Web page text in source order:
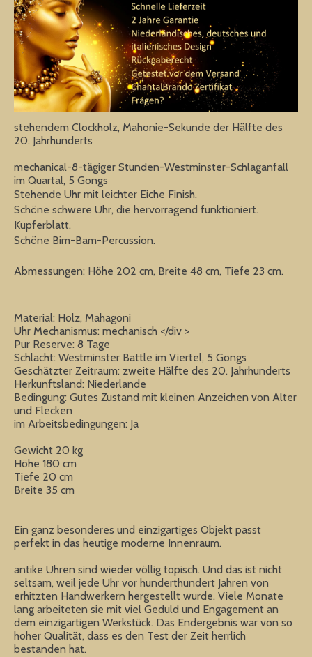
stehendem Clockholz, Mahonie-Sekunde der Hälfte des
20. Jahrhunderts
mechanical-8-tägiger Stunden-Westminster-Schlaganfall
im Quartal, 5 Gongs
Stehende Uhr mit leichter Eiche Finish.
Schöne schwere Uhr, die hervorragend funktioniert.
Kupferblatt.
Schöne Bim-Bam-Percussion.
Abmessungen: Höhe 202 cm, Breite 48 cm, Tiefe 23 cm.
Material: Holz, Mahagoni
Uhr Mechanismus: mechanisch </div >
Pur Reserve: 8 Tage
Schlacht: Westminster Battle im Viertel, 5 Gongs
Geschätzter Zeitraum: zweite Hälfte des 20. Jahrhunderts
Herkunftsland: Niederlande
Bedingung: Gutes Zustand mit kleinen Anzeichen von Alter
und Flecken
im Arbeitsbedingungen: Ja
Gewicht 20 kg
Höhe 180 cm
Tiefe 20 cm
Breite 35 cm
Ein ganz besonderes und einzigartiges Objekt passt
perfekt in das heutige moderne Innenraum.
antike Uhren sind wieder völlig topisch. Und das ist nicht
seltsam, weil jede Uhr vor hunderthundert Jahren von
erhitzten Handwerkern hergestellt wurde. Viele Monate
lang arbeiteten sie mit viel Geduld und Engagement an
dem einzigartigen Werkstück. Das Endergebnis war von so
hoher Qualität, dass es den Test der Zeit herrlich
bestanden hat.